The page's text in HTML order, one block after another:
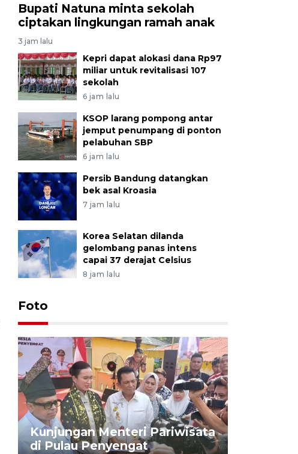
Bupati Natuna minta sekolah
ciptakan lingkungan ramah anak
3 jam lalu
Kepri dapat alokasi dana Rp97
miliar untuk revitalisasi 107
sekolah
6 jam lalu
KSOP larang pompong antar
jemput penumpang di ponton
pelabuhan SBP
6 jam lalu
Persib Bandung datangkan
bek asal Kroasia
7 jam lalu
Korea Selatan dilanda
gelombang panas intens
capai 37 derajat Celsius
8 jam lalu
Foto
Kunjungan Menteri Pariwisata
di Pulau Penyengat